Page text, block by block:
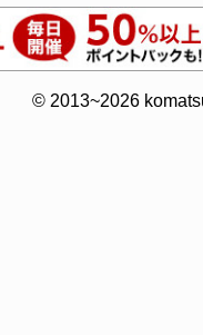
© 2013~2026